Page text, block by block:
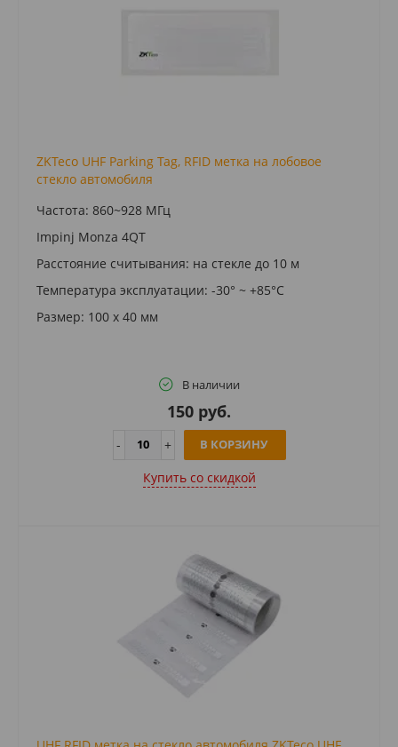
ZKTeco UHF Parking Tag, RFID метка на лобовое
стекло автомобиля
Частота: 860~928 МГц
Impinj Monza 4QT
Расстояние считывания: на стекле до 10 м
Температура эксплуатации: -30° ~ +85°С
Размер: 100 х 40 мм
В наличии
150 руб.
В КОРЗИНУ
Купить cо скидкой